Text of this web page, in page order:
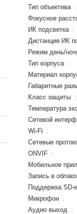
Тип объектива
Фокусное
ИК подсветка:
Дистанция ИК
Режим день/
Тип корпуса:
Материал
Габаритные
Класс защиты
Температура
Сетевой
Wi-Fi :
Сетевые
ONVIF :
Мобильное
Запись в облако
Поддержка SD-
Микрофон :
Аудио выход :